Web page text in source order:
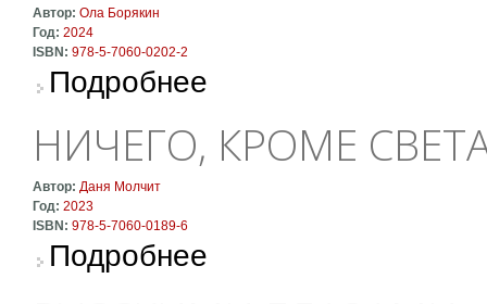
Автор: Ола Борякин
Год: 2024
ISBN: 978-5-7060-0202-2
Подробнее
НИЧЕГО, КРОМЕ
Автор: Даня Молчит
Год: 2023
ISBN: 978-5-7060-0189-6
Подробнее